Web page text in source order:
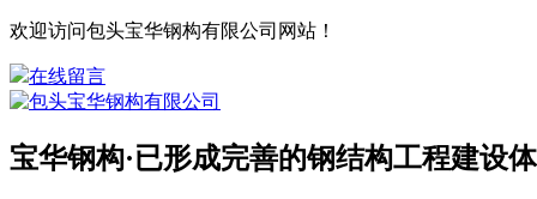
欢迎访问包头宝华钢构有限公司网站！
在线留言
宝华钢构·已形成完善的钢结构工程建设